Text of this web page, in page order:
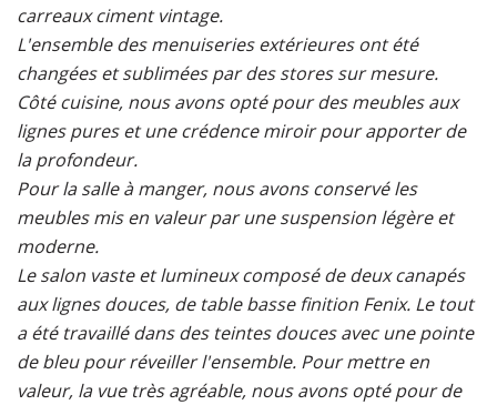
carreaux ciment vintage.
L'ensemble des menuiseries extérieures ont été
changées et sublimées par des stores sur mesure.
Côté cuisine, nous avons opté pour des meubles aux
lignes pures et une crédence miroir pour apporter de
la profondeur.
Pour la salle à manger, nous avons conservé les
meubles mis en valeur par une suspension légère et
moderne.
Le salon vaste et lumineux composé de deux canapés
aux lignes douces, de table basse finition Fenix. Le tout
a été travaillé dans des teintes douces avec une pointe
de bleu pour réveiller l'ensemble. Pour mettre en
valeur, la vue très agréable, nous avons opté pour de